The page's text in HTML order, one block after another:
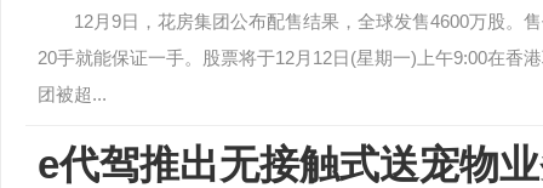
12月9日，花房集团公布配售结果，全球发售4600万股。
20手就能保证一手。股票将于12月12日(星期一)上午9:00在香
团被超...
e代驾推出无接触式送宠物